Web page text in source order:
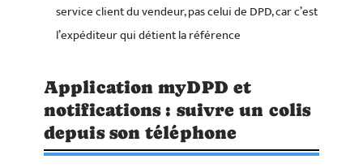
service client du vendeur, pas celui de DPD, car c’est
l’expéditeur qui détient la référence
Application myDPD et
notifications : suivre un colis
depuis son téléphone